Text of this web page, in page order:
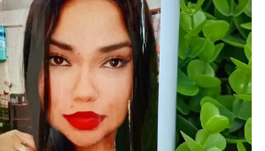
¿Ha perdido su contraseña?
INICIAR SESIÓN
CREAR UNA CUENTA